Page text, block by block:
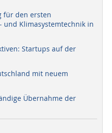
für den ersten
und Klimasystemtechnik in
Startups auf der
mit neuem
Übernahme der